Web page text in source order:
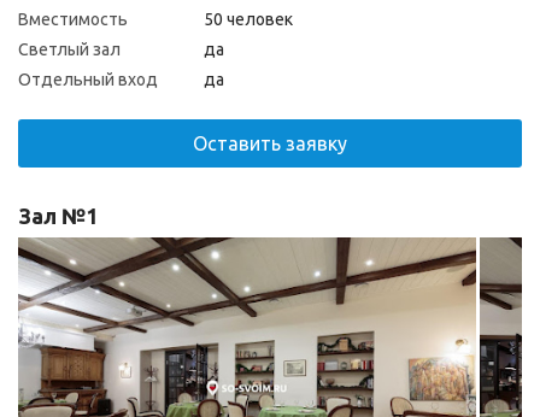
Вместимость
50 человек
Светлый зал
да
Отдельный вход
да
Оставить заявку
Зал №1